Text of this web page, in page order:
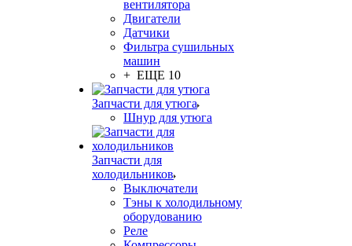
вентилятора
Двигатели
Датчики
Фильтра сушильных
машин
+ ЕЩЕ 10
Запчасти для утюга
Шнур для утюга
Запчасти для
холодильников
Выключатели
Тэны к холодильному
оборудованию
Реле